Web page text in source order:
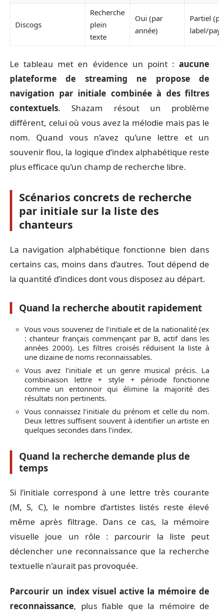
Discogs
Recherche
plein
texte
Oui (par
année)
Partiel
label/
Le tableau met en évidence un point : aucune
plateforme de streaming ne propose de
navigation par initiale combinée à des filtres
contextuels. Shazam résout un problème
différent, celui où vous avez la mélodie mais pas le
nom. Quand vous n’avez qu’une lettre et un
souvenir flou, la logique d’index alphabétique reste
plus efficace qu’un champ de recherche libre.
Scénarios concrets de recherche
par initiale sur la liste des
chanteurs
La navigation alphabétique fonctionne bien dans
certains cas, moins dans d’autres. Tout dépend de
la quantité d’indices dont vous disposez au départ.
Quand la recherche aboutit rapidement
Vous vous souvenez de l’initiale et de la nationalité (ex
: chanteur français commençant par B, actif dans les
années 2000). Les filtres croisés réduisent la liste à
une dizaine de noms reconnaissables.
Vous avez l’initiale et un genre musical précis. La
combinaison lettre + style + période fonctionne
comme un entonnoir qui élimine la majorité des
résultats non pertinents.
Vous connaissez l’initiale du prénom et celle du nom.
Deux lettres suffisent souvent à identifier un artiste en
quelques secondes dans l’index.
Quand la recherche demande plus de
temps
Si l’initiale correspond à une lettre très courante
(M, S, C), le nombre d’artistes listés reste élevé
même après filtrage. Dans ce cas, la mémoire
visuelle joue un rôle : parcourir la liste peut
déclencher une reconnaissance que la recherche
textuelle n’aurait pas provoquée.
Parcourir un index visuel active la mémoire de
reconnaissance, plus fiable que la mémoire de